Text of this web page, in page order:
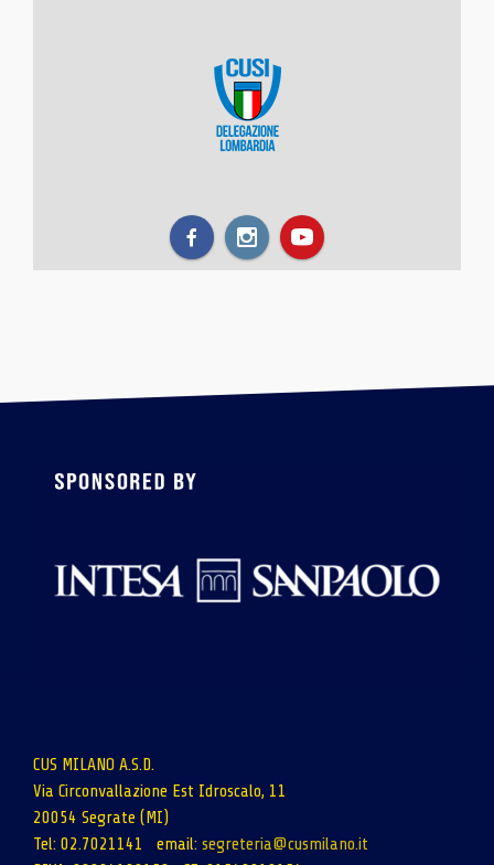
CUS MILANO A.S.D.
Via Circonvallazione Est Idroscalo, 11
20054 Segrate (MI)
Tel: 02.7021141 email: segreteria@cusmilano.it